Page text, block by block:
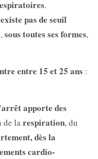
.
pas de seuil
sous toutes ses formes,
entre 15 et 25 ans :
apporte des
la respiration, du
dès la
cardio-